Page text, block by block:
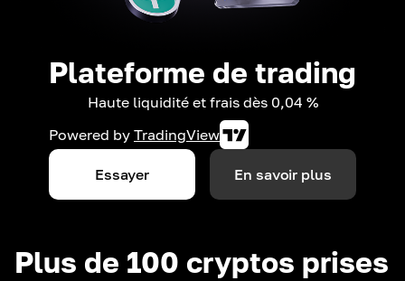
Plateforme de trading
Haute liquidité et frais dès 0,04 %
Powered by TradingView
Essayer En savoir plus
Plus de 100 cryptos prises